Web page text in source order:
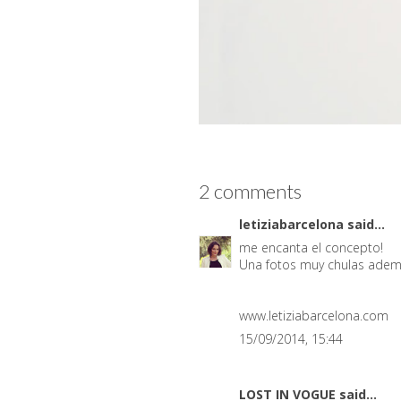
2 comments
letiziabarcelona said...
me encanta el concepto!
Una fotos muy chulas
www.letiziabarcelona.com
15/09/2014, 15:44
LOST IN VOGUE said...